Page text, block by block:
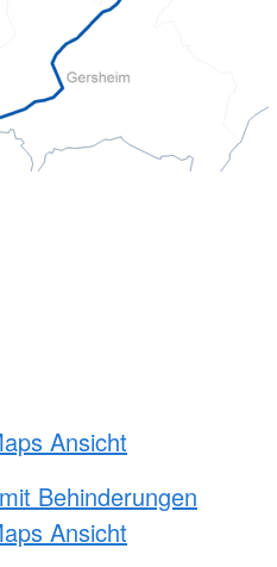
Ansicht
Behinderungen
Ansicht